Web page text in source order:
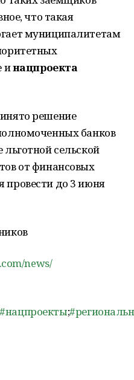
что такая
муниципалитетам
инацпроекта
решение
банков
сельской
от финансовых
провести до 3 июня
news/
#нацпроекты;